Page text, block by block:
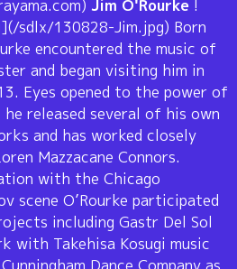
Jim O'Rourke !
sdlx/130828-Jim.jpg) Born
encountered the music of
and began visiting him in
Eyes opened to the power of
released several of his own
and has worked closely
Mazzacane Connors.
with the Chicago
scene O’Rourke participated
including Gastr Del Sol
with Takehisa Kosugi music